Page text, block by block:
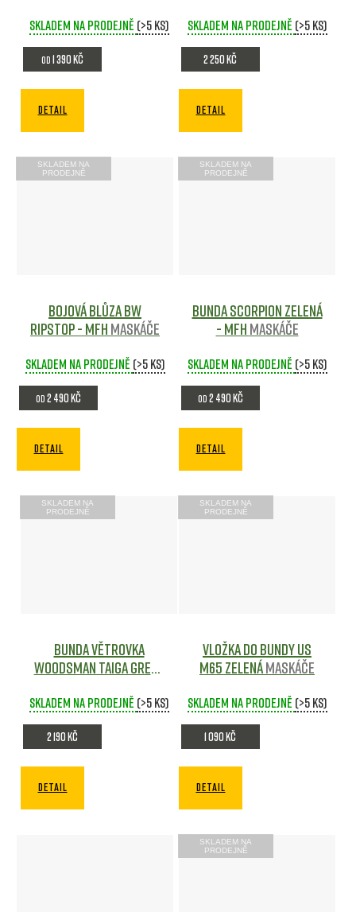
Skladem na prodejně (>5 ks)
od 1 390 Kč
DETAIL
Skladem na prodejně (>5 ks)
2 250 Kč
DETAIL
SKLADEM NA
PRODEJNĚ
Bojová blůza BW
ripstop - MFH Maskáče
Skladem na prodejně (>5 ks)
od 2 490 Kč
DETAIL
SKLADEM NA
PRODEJNĚ
Bunda Scorpion Zelená
- MFH Maskáče
Skladem na prodejně (>5 ks)
od 2 490 Kč
DETAIL
SKLADEM NA
PRODEJNĚ
Bunda větrovka
WOODSMAN Taiga Green
Skladem na prodejně (>5 ks)
2 190 Kč
DETAIL
SKLADEM NA
PRODEJNĚ
Vložka do bundy US
M65 ZELENÁMaskáče
Skladem na prodejně (>5 ks)
1 090 Kč
DETAIL
SKLADEM NA
PRODEJNĚ